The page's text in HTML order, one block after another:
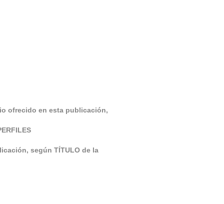
ofrecido en esta publicación,
según TÍTULO de la